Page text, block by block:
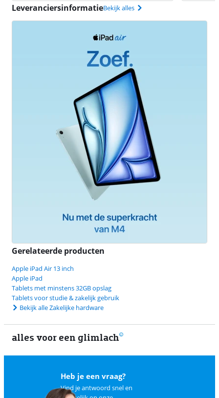
LeveranciersinformatieBekijk alles
Gerelateerde producten
Apple iPad Air 13 inch
Apple iPad
Tablets met minstens 32GB opslag
Tablets voor studie & zakelijk gebruik
Bekijk alle Zakelijke hardware
alles voor een glimlach
Heb je een vraag?
Vind je antwoord snel en